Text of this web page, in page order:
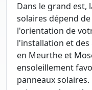
Dans le grand est,
solaires dépend
l'orientation de
l'installation et
en Meurthe et
ensoleillement
panneaux